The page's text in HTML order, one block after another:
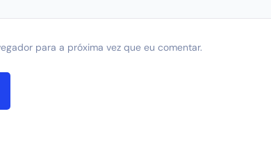
para a próxima vez que eu comentar.